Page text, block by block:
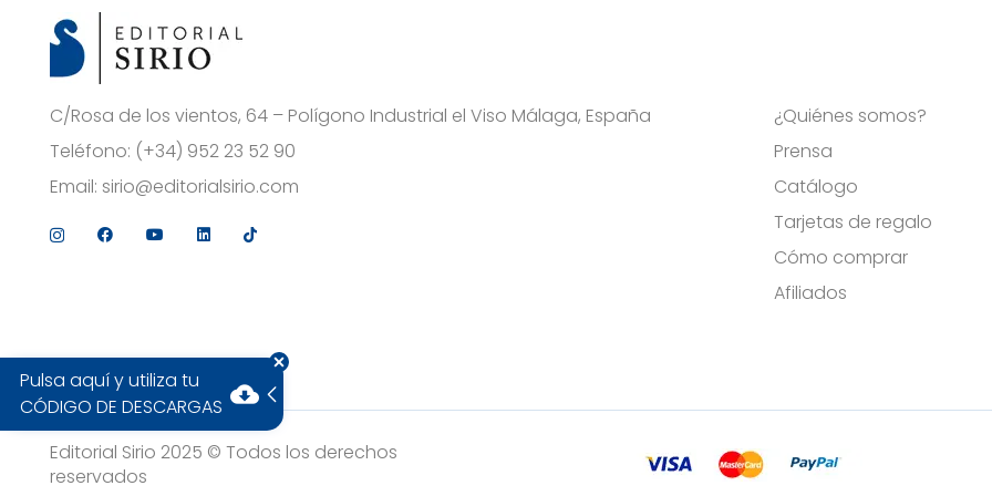
C/Rosa de los vientos, 64 – Polígono Industrial el Viso Málaga, España
Teléfono: (+34) 952 23 52 90
Email: sirio@editorialsirio.com
cloud_download
Pulsa aquí y utiliza tu
CÓDIGO DE DESCARGAS
¿Quiénes somos?
Prensa
Catálogo
Tarjetas de regalo
Cómo comprar
Afiliados
Editorial Sirio 2025 © Todos los derechos
reservados